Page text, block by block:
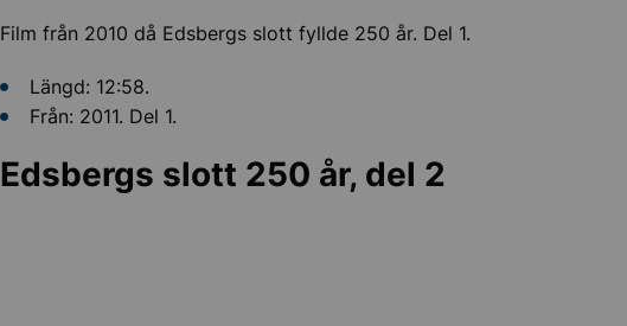
Film från 2010 då Edsbergs slott fyllde 250 år. Del 1.
Längd: 12:58.
Från: 2011. Del 1.
Edsbergs slott 250 år, del 2